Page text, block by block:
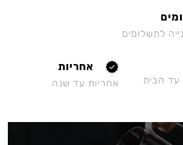
לתשלומים
עד הבית
אחריות
אחריות עד שנה